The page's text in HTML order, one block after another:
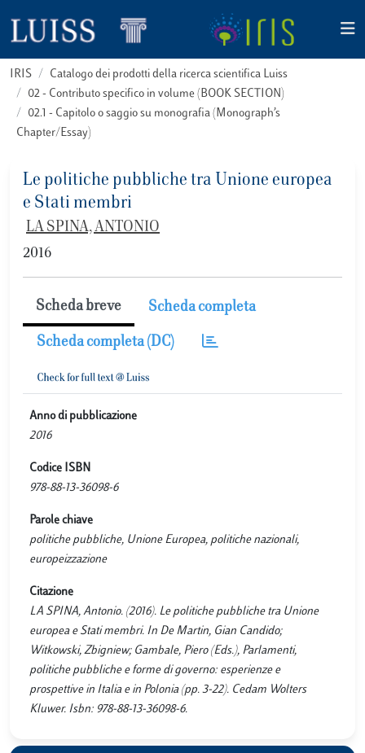
IRIS
Catalogo dei prodotti della ricerca scientifica Luiss
02 - Contributo specifico in volume (BOOK SECTION)
02.1 - Capitolo o saggio su monografia (Monograph’s
Chapter/Essay)
Le politiche pubbliche tra Unione europea
e Stati membri
LA SPINA, ANTONIO
2016
Scheda breve Scheda completa
Scheda completa (DC)
Anno di pubblicazione
2016
Codice ISBN
978-88-13-36098-6
Parole chiave
politiche pubbliche, Unione Europea, politiche nazionali,
europeizzazione
Citazione
LA SPINA, Antonio. (2016). Le politiche pubbliche tra Unione
europea e Stati membri. In De Martin, Gian Candido;
Witkowski, Zbigniew; Gambale, Piero (Eds.), Parlamenti,
politiche pubbliche e forme di governo: esperienze e
prospettive in Italia e in Polonia (pp. 3-22). Cedam Wolters
Kluwer. Isbn: 978-88-13-36098-6.